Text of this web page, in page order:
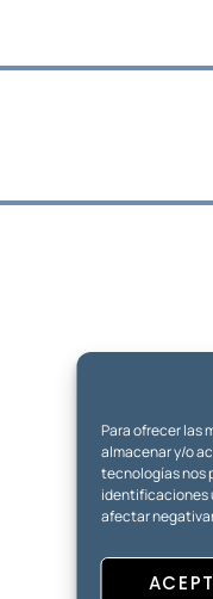
Para ofrecer las
almacenar y/o
tecnologías nos
identificaciones
afectar